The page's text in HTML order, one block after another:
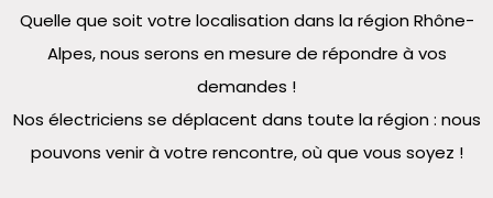
Quelle que soit votre localisation dans la région Rhône-
Alpes, nous serons en mesure de répondre à vos
demandes !
Nos électriciens se déplacent dans toute la région : nous
pouvons venir à votre rencontre, où que vous soyez !